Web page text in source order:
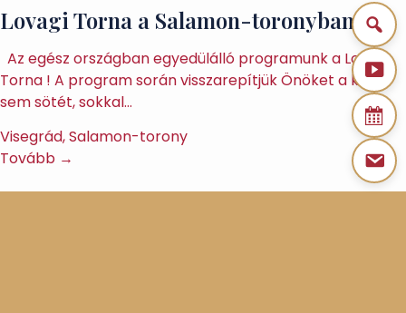
Lovagi Torna a Salamon-toronyban
Az egész országban egyedülálló programunk a Lovagi
Torna ! A program során visszarepítjük Önöket a közel
sem sötét, sokkal…
Visegrád, Salamon-torony
Tovább →